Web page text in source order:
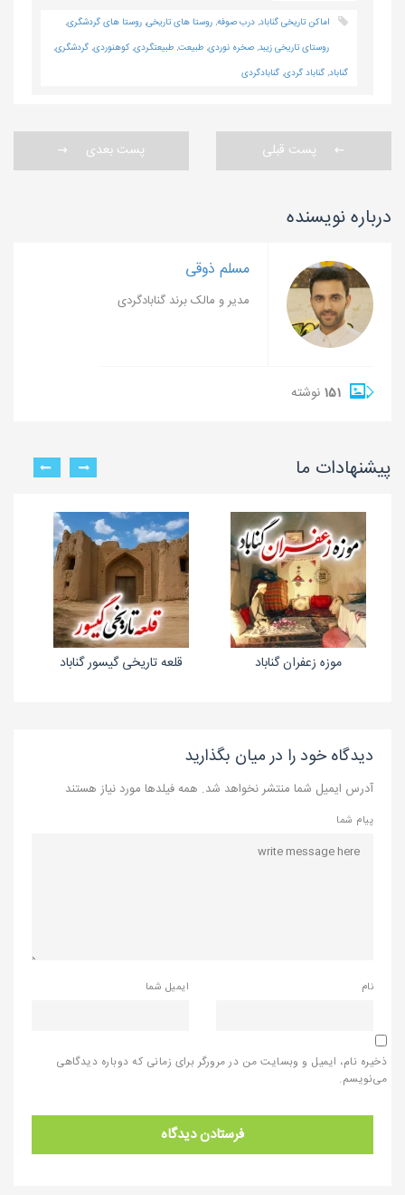
اماکن تاریخی گناباد, درب صوفه, روستا های تاریخی, روستا های گردشگری,
روستای تاریخی زیبد, صخره نوردی, طبیعت, طبیعتگردی,کوهنوردی, گردشگری,
گناباد, گناباد گردی, گنابادگردی
پست قبلی پست بعدی
درباره نویسنده
مسلم ذوقی
مدیر و مالک برند گنابادگردی
151 نوشته
پیشنهادات ما
قلعه تاریخی گیسور گناباد موزه زعفران گناباد
دیدگاه خود را در میان بگذارید
آدرس ایمیل شما منتشر نخواهد شد. همه فیلدها مورد نیاز هستند
پیام شما
نام ایمیل شما
ذخیره نام، ایمیل و وبسایت من در مرورگر برای زمانی که دوباره دیدگاهی
می‌نویسم.